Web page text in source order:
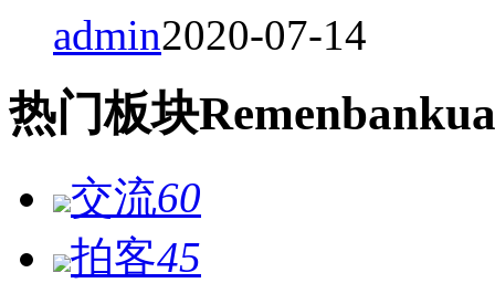
admin2020-07-14
热门板块Remen
交流60
拍客45